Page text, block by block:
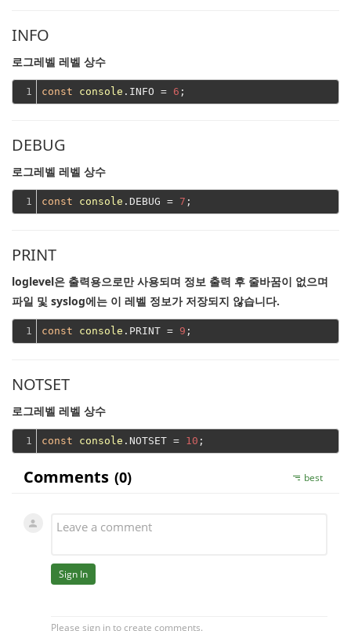
INFO
로그레벨 레벨 상수
1 const console .INFO = 6
DEBUG
로그레벨 레벨 상수
1 const console .DEBUG = 7
PRINT
loglevel은 출력용으로만 사용되며 정보 출력 후 줄바꿈이 없으며
파일 및 syslog에는 이 레벨 정보가 저장되지 않습니다.
1 const console .PRINT = 9
NOTSET
로그레벨 레벨 상수
1 const console .NOTSET = 10